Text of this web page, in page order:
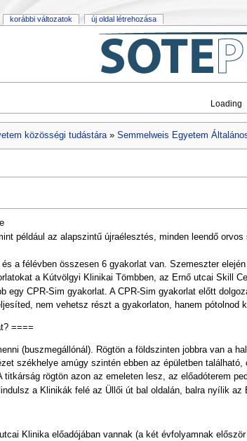
Loading
közösségi tudástára» Semmelweis Egyetem
például az alapszintű újraélesztés, minden leendő
a félévben összesen 6 gyakorlat van. Szemeszter
a Kútvölgyi Klinikai Tömbben, az Ernő utcai Skill
egy CPR-Sim gyakorlat. A CPR-Sim gyakorlat előtt
nem vehetsz részt a gyakorlaton, hanem pótolnod
====
(buszmegállónál). Rögtön a földszinten jobbra van a
székhelye amúgy szintén ebben az épületben
titkárság rögtön azon az emeleten lesz, az előadóterem
a Klinikák felé az Üllői út bal oldalán, balra nyílik
Klinika előadójában vannak (a két évfolyamnak
korábbi változatok új oldal létrehozása